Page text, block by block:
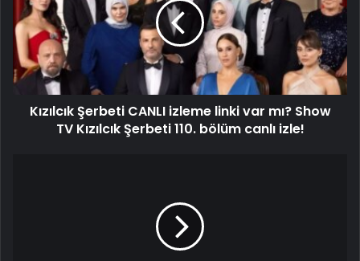
Kızılcık Şerbeti CANLI izleme linki var mı? Show
TV Kızılcık Şerbeti 110. bölüm canlı izle!